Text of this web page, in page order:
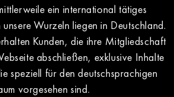
ein international tätiges
Wurzeln liegen in Deutschland.
Kunden, die ihre Mitgliedschaft
abschließen, exklusive Inhalte
speziell für den deutschsprachigen
vorgesehen sind.